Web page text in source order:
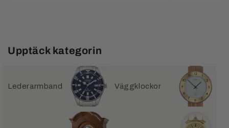
Upptäck kategorin
Lederarmband Väggklockor